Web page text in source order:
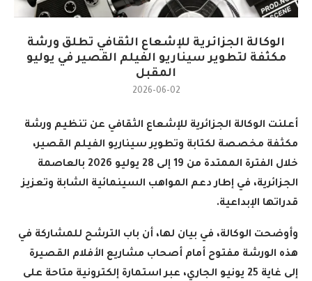
الوكالة الجزائرية للإشعاع الثقافي تطلق ورشة
مكثفة لتطوير سيناريو الفيلم القصير في يوليو
المقبل
2026-06-02
أعلنت الوكالة الجزائرية للإشعاع الثقافي عن تنظيم ورشة
مكثفة مخصصة لكتابة وتطوير سيناريو الفيلم القصير،
خلال الفترة الممتدة من 19 إلى 28 يوليو 2026 بالعاصمة
الجزائرية، في إطار دعم المواهب السينمائية الشابة وتعزيز
قدراتها الإبداعية.
وأوضحت الوكالة، في بيان لها، أن باب الترشح للمشاركة في
هذه الورشة مفتوح أمام أصحاب مشاريع الأفلام القصيرة
إلى غاية 25 يونيو الجاري، عبر استمارة إلكترونية متاحة على